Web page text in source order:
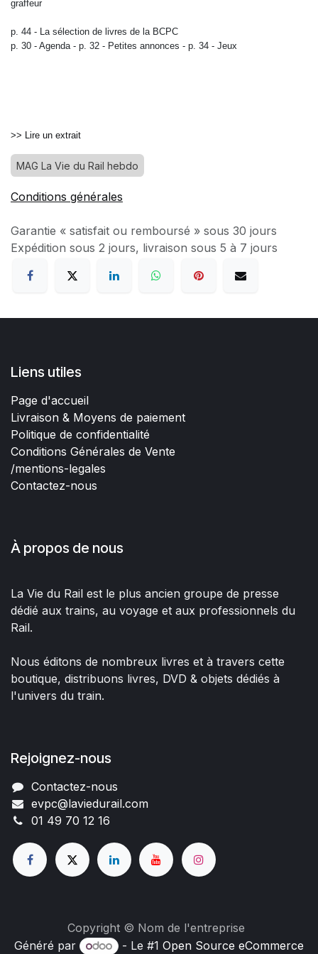
graffeur
p. 44 - La sélection de livres de la BCPC
p. 30 - Agenda - p. 32 - Petites annonces - p. 34 - Jeux
>> Lire un extrait
MAG La Vie du Rail hebdo
Conditions générales
Garantie « satisfait ou remboursé » sous 30 jours
Expédition sous 2 jours, livraison sous 5 à 7 jours
Liens utiles
Page d'accueil
Livraison & Moyens de paiement
Politique de confidentialité
Conditions Générales de Vente
/mentions-legales
Contactez-nous
À propos de nous
La Vie du Rail est le plus ancien groupe de presse
dédié aux trains, au voyage et aux professionnels du
Rail.
Nous éditons de nombreux livres et à travers cette
boutique, distribuons livres, DVD & objets dédiés à
l'univers du train.
Rejoignez-nous
Contactez-nous
evpc@laviedurail.com
01 49 70 12 16
Copyright © Nom de l'entreprise
Généré par
- Le #1 Open Source eCommerce